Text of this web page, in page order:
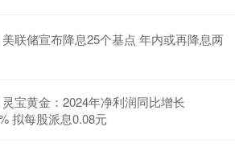
联储宣布降息25个基点 年内或再降息两
宝黄金：2024年净利润同比增长
拟每股派息0.08元